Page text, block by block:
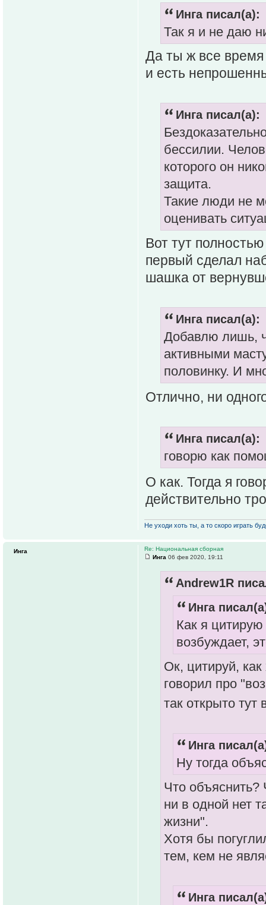
Инга писал(а):
Так я и не даю
Да ты ж все время
и есть
Инга писал(а):
бессилии.
которого он
защита.
Такие люди не
оценивать
Вот тут
первый сделал
шашка от
Инга писал(а):
Добавлю лишь,
активными
половинку. И
Отлично, ни
Инга писал(а):
говорю как
О как. Тогда я
действительно
Не уходи хоть ты, а то скоро играть
Re: Национальная сборная
Инга 06 фев 2020, 19:11
Andrew1R
Инга
Как я
возбуждает,
Ок, цитируй,
говорил про
так открыто
Инга
Ну тогда
Что объяснить?
ни в одной нет
жизни".
Хотя бы
тем, кем не
Инга
Инга